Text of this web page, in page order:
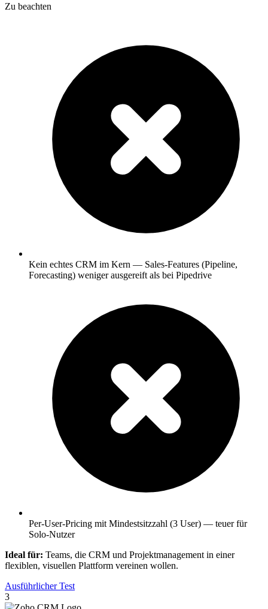
Zu beachten
Kein echtes CRM im Kern — Sales-Features (Pipeline,
Forecasting) weniger ausgereift als bei Pipedrive
Per-User-Pricing mit Mindestsitzzahl (3 User) — teuer für
Solo-Nutzer
Ideal für: Teams, die CRM und Projektmanagement in einer
flexiblen, visuellen Plattform vereinen wollen.
Ausführlicher Test
3